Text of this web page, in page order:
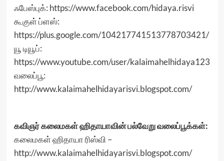
ஃபேஸ்புக்: https://www.facebook.com/hidaya.risvi
கூகுள் ப்ளஸ்:
https://plus.google.com/104217741513778703421/
யூ டியூப்:
https://www.youtube.com/user/kalaimahelhidaya123
வலைப்பூ:
http://www.kalaimahelhidayarisvi.blogspot.com/
கவிஞர் கலைமகள் ஹிதாயாவின் பல்வேறு வலைப்பூக்கள்:
கலைமகள் ஹிதாயா ரிஸ்வி –
http://www.kalaimahelhidayarisvi.blogspot.com/